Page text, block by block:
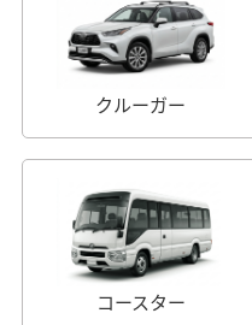
クルーガー
コースター